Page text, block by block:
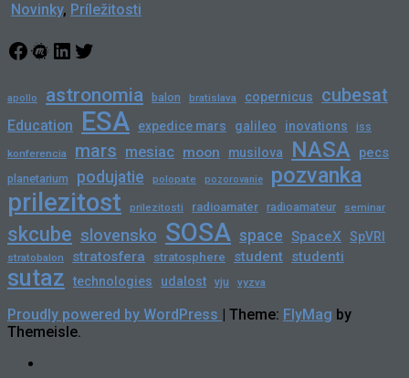
Novinky, Príležitosti
Facebook
Meetup
LinkedIn
Twitter
apollo astronomia balon bratislava copernicus cubesat
Education ESA expedice mars galileo inovations iss
konferencia mars mesiac moon musilova NASA pecs
planetarium podujatie polopate pozorovanie pozvanka
prilezitost prilezitosti radioamater radioamateur seminar
skcube slovensko SOSA space SpaceX SpVRI
stratobalon stratosfera stratosphere student studenti
sutaz technologies udalost vju vyzva
Proudly powered by WordPress | Theme: FlyMag by
Themeisle.